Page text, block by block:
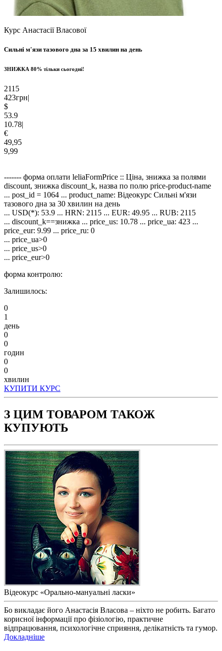
Курс Анастасії Власової
Сильні м'язи тазового дна за 15 хвилин на день
ЗНИЖКА 80% тільки сьогодні!
2115
423грн|
$
53.9
10.78|
€
49,95
9,99
------- форма оплати leliaFormPrice :: Ціна, знижка за полями
discount, знижка discount_k, назва по полю price-product-name
... post_id = 1064 ... product_name: Відеокурс Сильні м'язи
тазового дна за 30 хвилин на день
... USD(*): 53.9 ... HRN: 2115 ... EUR: 49.95 ... RUB: 2115
... discount_k==знижка ... price_us: 10.78 ... price_ua: 423 ...
price_eur: 9.99 ... price_ru: 0
... price_ua>0
... price_us>0
... price_eur>0
форма контролю:
Залишилось:
0
1
день
0
0
годин
0
0
хвилин
КУПИТИ КУРС
З ЦИМ ТОВАРОМ ТАКОЖ
КУПУЮТЬ
Відеокурс «Орально-мануальні ласки»
Бо викладає його Анастасія Власова – ніхто не робить. Багато
корисної інформації про фізіологію, практичне
відпрацювання, психологічне сприяння, делікатність та гумор.
Докладніше